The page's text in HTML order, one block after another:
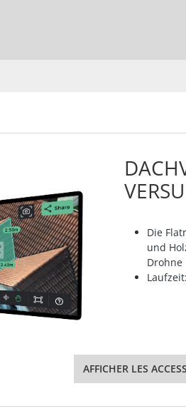
Die
und
Drohne
AFFICHER LES